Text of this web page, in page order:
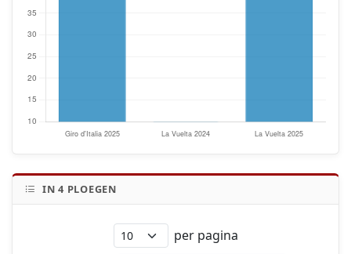
IN4 PLOEGEN
per pagina